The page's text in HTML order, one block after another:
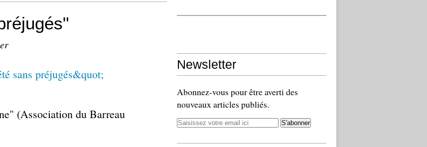
(Association du Barreau
Newsletter
Abonnez-vous pour être averti des
nouveaux articles publiés.